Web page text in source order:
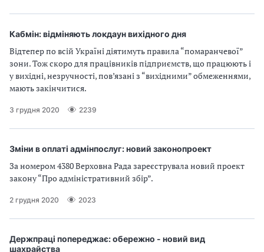
Кабмін: відміняють локдаун вихідного дня
Відтепер по всій Україні діятимуть правила “помаранчевої”
зони. Тож скоро для працівників підприємств, що працюють і
у вихідні, незручності, пов’язані з “вихідними” обмеженнями,
мають закінчитися.
3 грудня 2020 2239
Зміни в оплаті адмінпослуг: новий законопроект
За номером 4380 Верховна Рада зареєструвала новий проект
закону “Про адміністративний збір”.
2 грудня 2020 2023
Держпраці попереджає: обережно - новий вид
шахрайства